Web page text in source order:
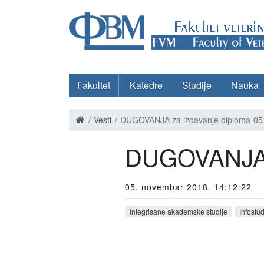
Fakultet Katedre Studije Nauka
Vesti DUGOVANJA za izdavanje diploma-
05. novembar 2018. 14:12:22
Integrisane akademske studije Infostud